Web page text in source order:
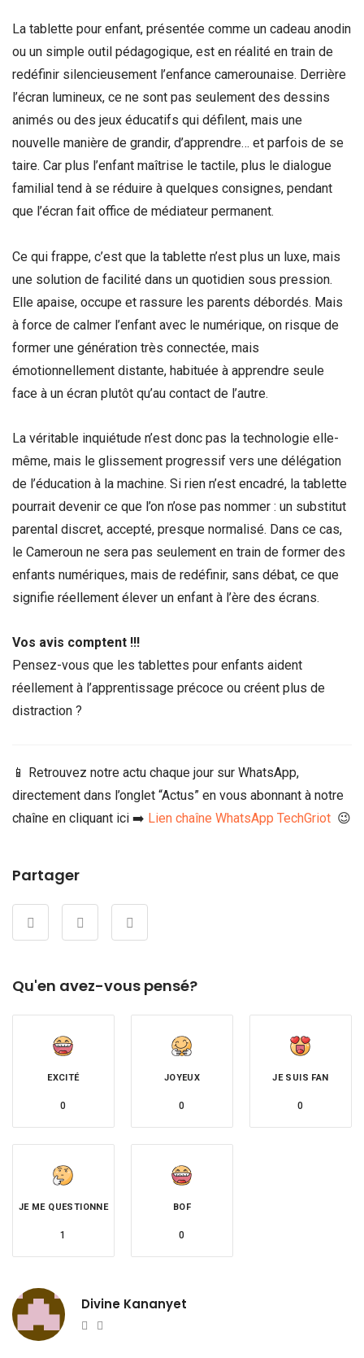
La tablette pour enfant, présentée comme un cadeau anodin
ou un simple outil pédagogique, est en réalité en train de
redéfinir silencieusement l’enfance camerounaise. Derrière
l’écran lumineux, ce ne sont pas seulement des dessins
animés ou des jeux éducatifs qui défilent, mais une
nouvelle manière de grandir, d’apprendre… et parfois de se
taire. Car plus l’enfant maîtrise le tactile, plus le dialogue
familial tend à se réduire à quelques consignes, pendant
que l’écran fait office de médiateur permanent.
Ce qui frappe, c’est que la tablette n’est plus un luxe, mais
une solution de facilité dans un quotidien sous pression.
Elle apaise, occupe et rassure les parents débordés. Mais
à force de calmer l’enfant avec le numérique, on risque de
former une génération très connectée, mais
émotionnellement distante, habituée à apprendre seule
face à un écran plutôt qu’au contact de l’autre.
La véritable inquiétude n’est donc pas la technologie elle-
même, mais le glissement progressif vers une délégation
de l’éducation à la machine. Si rien n’est encadré, la tablette
pourrait devenir ce que l’on n’ose pas nommer : un substitut
parental discret, accepté, presque normalisé. Dans ce cas,
le Cameroun ne sera pas seulement en train de former des
enfants numériques, mais de redéfinir, sans débat, ce que
signifie réellement élever un enfant à l’ère des écrans.
Vos avis comptent !!!
Pensez-vous que les tablettes pour enfants aident
réellement à l’apprentissage précoce ou créent plus de
distraction ?
📱 Retrouvez notre actu chaque jour sur WhatsApp,
directement dans l’onglet “Actus” en vous abonnant à notre
chaîne en cliquant ici ➡️ Lien chaîne WhatsApp TechGriot 😉
Partager
Qu'en avez-vous pensé?
EXCITÉ
0
JOYEUX
0
JE SUIS FAN
0
JE ME QUESTIONNE
1
BOF
0
Divine Kananyet
Website